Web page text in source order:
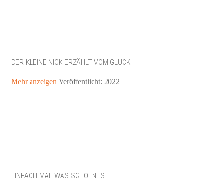
DER KLEINE NICK ERZÄHLT VOM GLÜCK
Mehr anzeigen Veröffentlicht: 2022
EINFACH MAL WAS SCHOENES